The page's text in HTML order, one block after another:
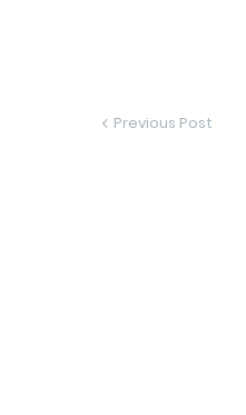
Previous Post